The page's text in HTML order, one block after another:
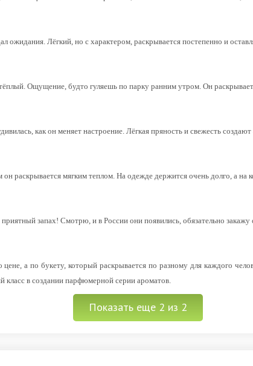
ожидания. Лёгкий, но с характером, раскрывается постепенно и
Ощущение, будто гуляешь по парку ранним утром. Он
как он меняет настроение. Лёгкая пряность и свежесть
раскрывается мягким теплом. На одежде держится очень долго, а
запах! Смотрю, и в России они появились, обязательно закажу
а по букету, который раскрывается по разному для каждого
в создании парфюмерной серии ароматов.
Показать еще 2 из 2